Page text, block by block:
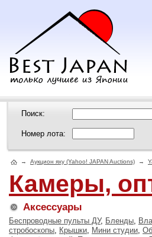
Поиск:
Номер лота:
→ Аукцион яху (Yahoo! JAPAN Auctions) →
Камеры,
Аксессуары
Беспроводные пульты ДУ, Бленды,
стробоскопы, Крышки, Мини студии,